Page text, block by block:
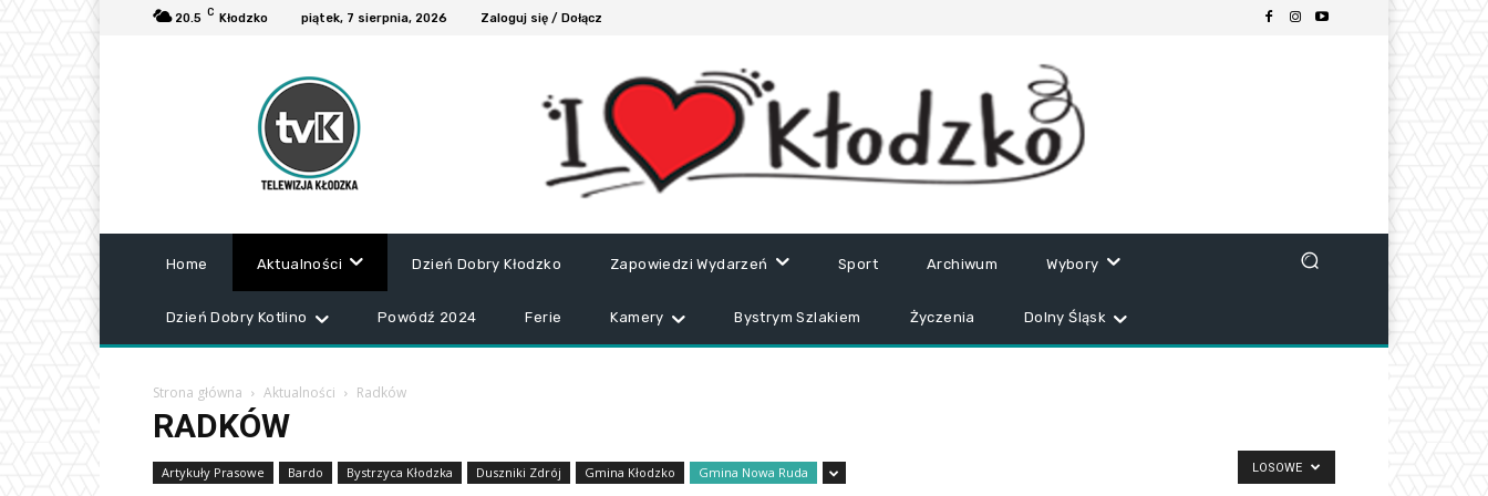
20.5 C Kłodzko piątek, 7 sierpnia, 2026 Zaloguj się / Dołącz
Home Aktualności Dzień Dobry Kłodzko Zapowiedzi Wydarzeń Sport Archiwum Wybory
Dzień Dobry Kotlino Powódź 2024 Ferie Kamery Bystrym Szlakiem Życzenia Dolny Śląsk
Strona główna Aktualności Radków
RADKÓW
Artykuły Prasowe Bardo Bystrzyca Kłodzka Duszniki Zdrój Gmina Kłodzko Gmina Nowa Ruda LOSOWE